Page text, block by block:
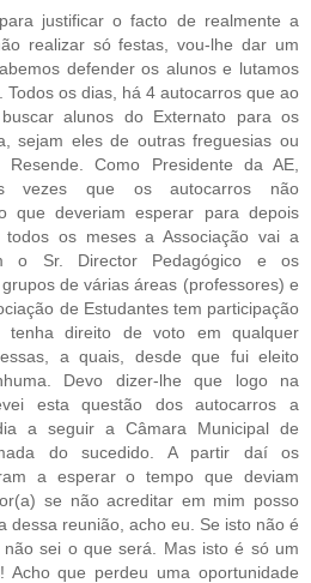
justificar o facto de realmente a
realizar só festas, vou-lhe dar um
defender os alunos e lutamos
Todos os dias, há 4 autocarros que ao
alunos do Externato para os
sejam eles de outras freguesias ou
Como Presidente da AE,
vezes que os autocarros não
que deveriam esperar para depois
todos os meses a Associação vai a
o Sr. Director Pedagógico e os
de várias áreas (professores) e
de Estudantes tem participação
tenha direito de voto em qualquer
a quais, desde que fui eleito
Devo dizer-lhe que logo na
esta questão dos autocarros a
a seguir a Câmara Municipal de
do sucedido. A partir daí os
a esperar o tempo que deviam
se não acreditar em mim posso
dessa reunião, acho eu. Se isto não é
sei o que será. Mas isto é só um
Acho que perdeu uma oportunidade